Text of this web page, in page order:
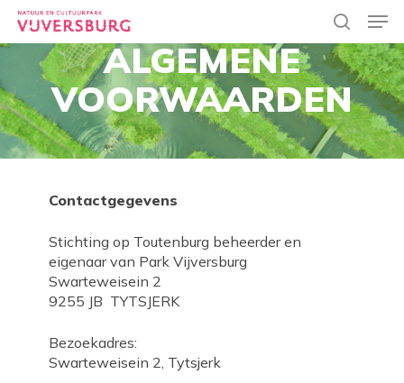
Skip
main
content
search
ALGEMENE
VOORWAARDEN
Contactgegevens
Stichting op Toutenburg beheerder en
eigenaar van Park Vijversburg
Swarteweisein 2
9255 JB TYTSJERK
Bezoekadres:
Swarteweisein 2, Tytsjerk
Close
Menu